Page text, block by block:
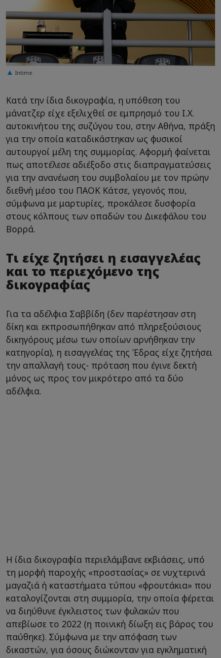
Intime
Κατά την ίδια δικογραφία, η υπόθεση του
μάνατζερ είχε εξελιχθεί σε εμπρησμό του Ι.Χ.
αυτοκινήτου της συζύγου του, στην Αθήνα, πράξη
για την οποία καταδικάστηκαν ως φυσικοί
αυτουργοί μέλη της συμμορίας. Αφορμή φαίνεται
πως αποτέλεσε αδιέξοδο στις διαπραγματεύσεις
για την ανανέωση του συμβολαίου με τον πρώην
διεθνή μέσο του ΠΑΟΚ Κάτσε, γεγονός που,
σύμφωνα με μαρτυρίες, προκάλεσε δυσφορία
στους κόλπους των οπαδών του Δικεφάλου του
Βορρά.
Τι είχε ζητήσει η εισαγγελέας
και το περιεχόμενο της
δικογραφίας
Για τα αδέλφια Σαββίδη (δεν παρέστησαν στη
δίκη και εκπροσωπήθηκαν από πληρεξούσιους
δικηγόρους μέσω των οποίων αρνήθηκαν την
κατηγορία), η εισαγγελέας της Έδρας είχε ζητήσει
την απαλλαγή τους- πρόταση που έγινε δεκτή
μόνος ως προς τον μικρότερο από τα δύο
αδέλφια.
Η ίδια δικογραφία περιελάμβανε εκβιάσεις, υπό
τη μορφή παροχής «προστασίας» σε νυχτερινά
μαγαζιά ή καταστήματα τύπου «φρουτάκια» που
καταλογίζονται στη συμμορία, την οποία φέρεται
να διηύθυνε έγκλειστος των φυλακών που
απεβίωσε το 2022 (η ποινική δίωξη εις βάρος του
παύθηκε). Σύμφωνα με την απόφαση των
δικαστών, για όσους διώκονταν για εγκληματική